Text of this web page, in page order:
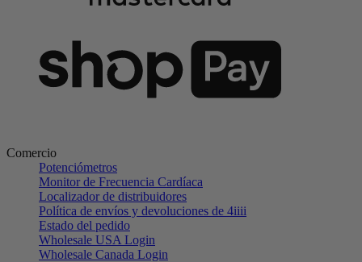
Comercio
Potenciómetros
Monitor de Frecuencia Cardíaca
Localizador de distribuidores
Política de envíos y devoluciones de 4iiii
Estado del pedido
Wholesale USA Login
Wholesale Canada Login